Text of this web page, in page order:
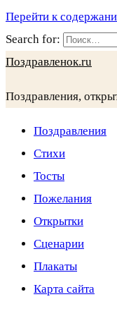
Перейти к
Search for:
Поздравленок.ru
Поздравления,
Поздравления
Стихи
Тосты
Пожелания
Открытки
Сценарии
Плакаты
Карта сайта